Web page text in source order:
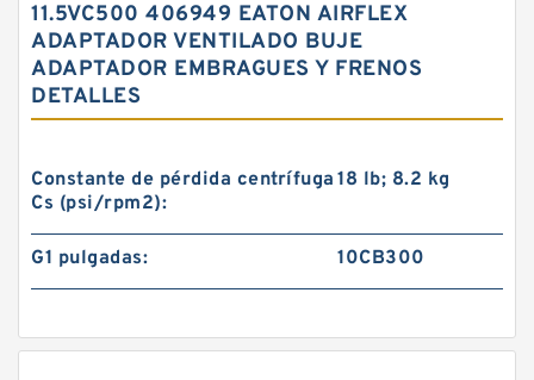
11.5VC500 406949 EATON AIRFLEX
ADAPTADOR VENTILADO BUJE
ADAPTADOR EMBRAGUES Y FRENOS
DETALLES
Constante de pérdida centrífuga
Cs (psi/rpm2):
18 lb; 8.2 kg
G1 pulgadas: 10CB300